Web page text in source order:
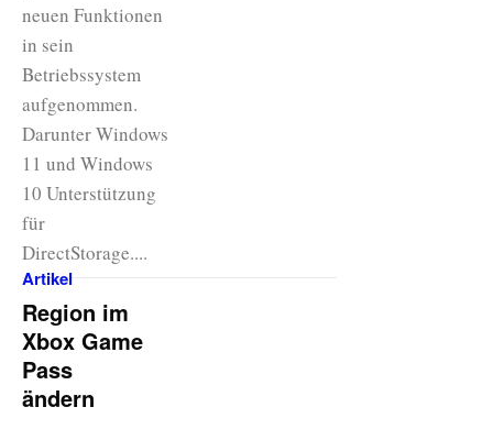
neuen Funktionen
in sein
Betriebssystem
aufgenommen.
Darunter Windows
11 und Windows
10 Unterstützung
für
DirectStorage....
Artikel
Region im
Xbox Game
Pass
ändern